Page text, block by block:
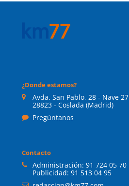
¿Donde estamos?
Avda. San Pablo, 28 - Nave 27
28823 - Coslada (Madrid)
Pregúntanos
Contacto
Administración: 91 724 05 70
Publicidad: 91 513 04 95